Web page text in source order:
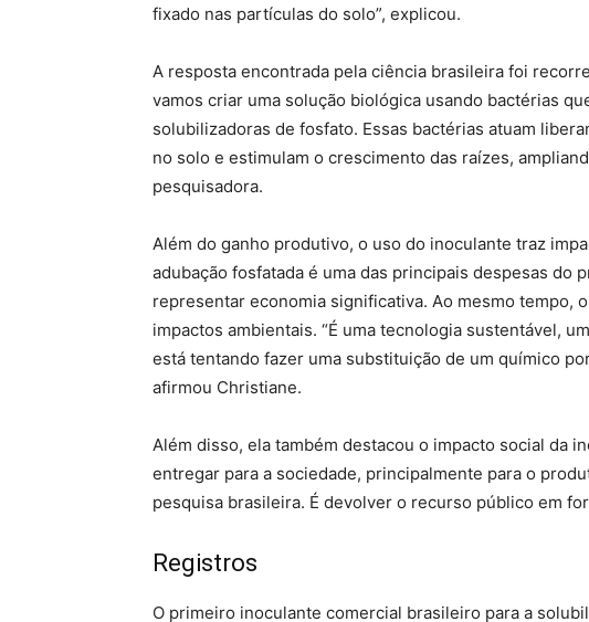
fixado nas partículas do solo”, explicou.
A resposta encontrada pela ciência brasileira foi
vamos criar uma solução biológica usando bactérias
solubilizadoras de fosfato. Essas bactérias atuam
no solo e estimulam o crescimento das raízes,
pesquisadora.
Além do ganho produtivo, o uso do inoculante traz
adubação fosfatada é uma das principais despesas do
representar economia significativa. Ao mesmo tempo,
impactos ambientais. “É uma tecnologia sustentável,
está tentando fazer uma substituição de um químico
afirmou Christiane.
Além disso, ela também destacou o impacto social da
entregar para a sociedade, principalmente para o
pesquisa brasileira. É devolver o recurso público em
Registros
O primeiro inoculante comercial brasileiro para a